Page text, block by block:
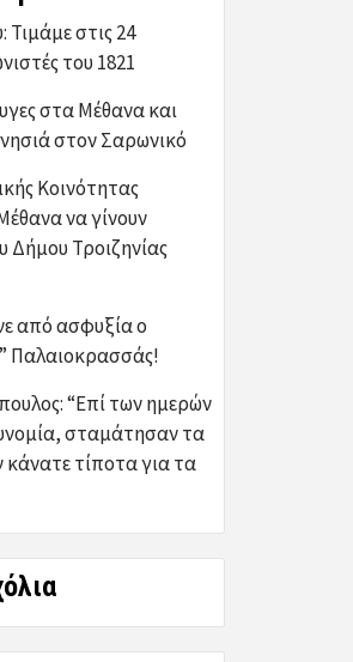
στις 24
του 1821
στα Μέθανα και
στον Σαρωνικό
Κοινότητας
να γίνουν
Δήμου Τροιζηνίας
από ασφυξία ο
Παλαιοκρασσάς!
“Επί των ημερών
σταμάτησαν τα
κάνατε τίποτα για τα